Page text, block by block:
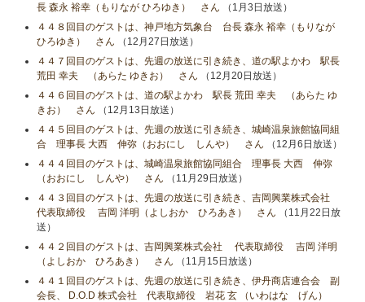
長 森永 裕幸（もりなが ひろゆき） さん （1月3日放送）
４４８回目のゲストは、神戸地方気象台 台長 森永 裕幸（もりなが
ひろゆき） さん （12月27日放送）
４４７回目のゲストは、先週の放送に引き続き、道の駅よかわ 駅長
荒田 幸夫 （あらた ゆきお） さん （12月20日放送）
４４６回目のゲストは、道の駅よかわ 駅長 荒田 幸夫 （あらた ゆ
きお） さん （12月13日放送）
４４５回目のゲストは、先週の放送に引き続き、城崎温泉旅館協同組
合 理事長 大西 伸弥（おおにし しんや） さん （12月6日放送）
４４４回目のゲストは、城崎温泉旅館協同組合 理事長 大西 伸弥
（おおにし しんや） さん （11月29日放送）
４４３回目のゲストは、先週の放送に引き続き、吉岡興業株式会社
代表取締役 吉岡 洋明（よしおか ひろあき） さん （11月22日放
送）
４４２回目のゲストは、吉岡興業株式会社 代表取締役 吉岡 洋明
（よしおか ひろあき） さん （11月15日放送）
４４１回目のゲストは、先週の放送に引き続き、伊丹商店連合会 副
会長、 D.O.D 株式会社 代表取締役 岩花 玄 （いわはな げん）